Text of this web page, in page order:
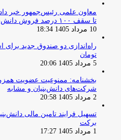
معاون علمی رئیس‌جمهور خبر
تا سقف ۱۰۰ درصد فروش دانش‌بنیان‌ها
10 مرداد 1405 18:34
راه‌اندازی دو صندوق جدید برای
تومان
5 مرداد 1405 20:06
بخشنامه: ممنوعیت عضویت
شرکت‌های دانش‌بنیان و مشابه
2 مرداد 1405 20:58
تسهیل فرایند تامین مالی
برکت
1 مرداد 1405 17:27